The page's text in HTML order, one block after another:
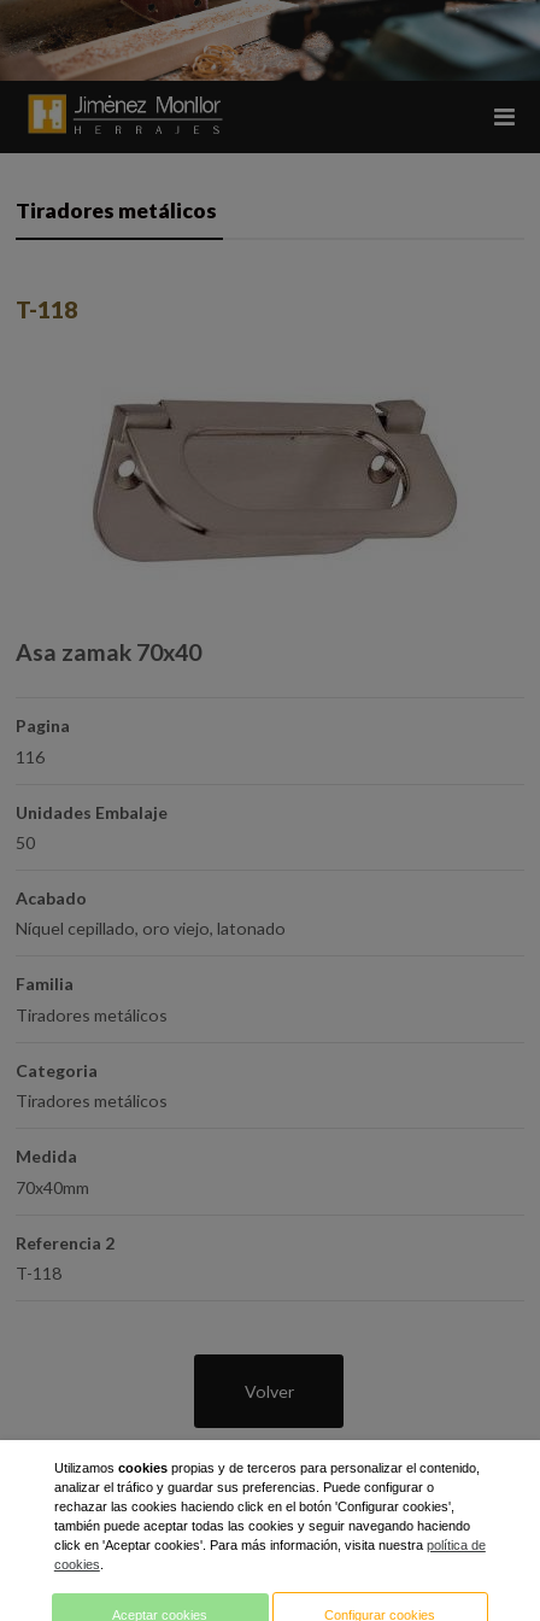
Tiradores metálicos
T-118
Asa zamak 70x40
Pagina
116
Unidades Embalaje
50
Acabado
Níquel cepillado, oro viejo, latonado
Familia
Tiradores metálicos
Categoria
Tiradores metálicos
Medida
70x40mm
Referencia 2
T-118
Volver
08520 Les Franqueses del Vallès
Utilizamos cookiespropias y de terceros para personalizar el contenido,
analizar el tráfico y guardar sus preferencias. Puede configurar o
rechazar las cookies haciendo click en el botón 'Configurar cookies',
también puede aceptar todas las cookies y seguir navegando haciendo
click en 'Aceptar cookies'. Para más información, visita nuestra política de
cookies
Aceptar cookies Configurar cookies